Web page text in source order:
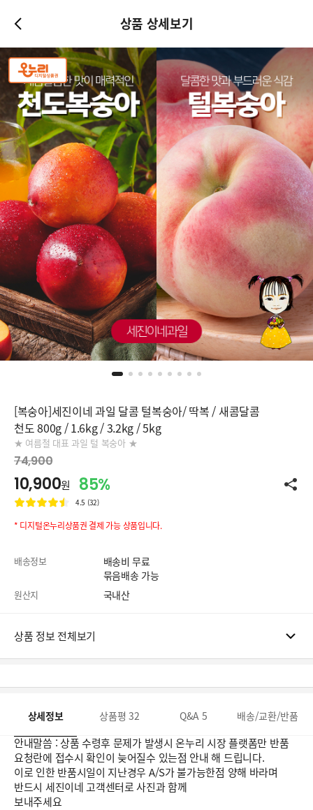
상품 상세보기
[복숭아]세진이네 과일 달콤 털복숭아/ 딱복 / 새콤달콤
천도 800g / 1.6kg / 3.2kg / 5kg
★ 여름철 대표 과일 털 복숭아 ★
74,900
10,900원 85%
4.5 (32)
* 디지털온누리상품권 결제 가능 상품입니다.
배송정보
배송비 무료
묶음배송 가능
원산지 국내산
상품 정보 전체보기
상세정보 상품평 32 Q&A 5 배송/교환/반품
안내말씀 : 상품 수령후 문제가 발생시 온누리 시장 플랫폼만 반품
요청란에 접수시 확인이 늦어질수 있는점 안내 해 드립니다.
이로 인한 반품시일이 지난경우 A/S가 불가능한점 양해 바라며
반드시 세진이네 고객센터로 사진과 함께
보내주세요